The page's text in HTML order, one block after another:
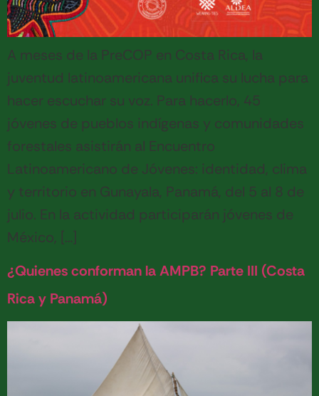
A meses de la PreCOP en Costa Rica, la
juventud latinoamericana unifica su lucha para
hacer escuchar su voz. Para hacerlo, 45
jóvenes de pueblos indígenas y comunidades
forestales asistirán al Encuentro
Latinoamericano de Jóvenes: identidad, clima
y territorio en Gunayala, Panamá, del 5 al 8 de
julio. En la actividad participarán jóvenes de
México, […]
¿Quienes conforman la AMPB? Parte III (Costa
Rica y Panamá)